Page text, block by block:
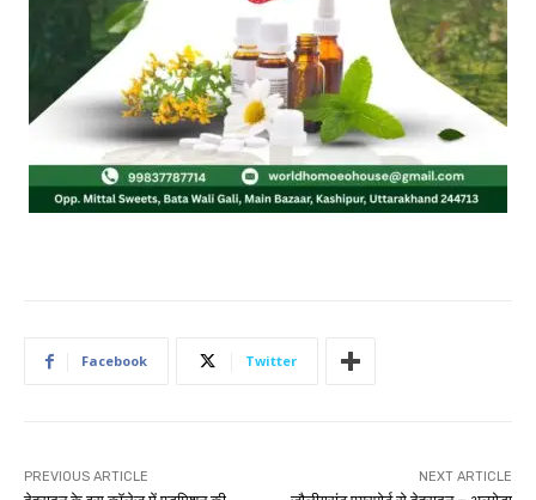
Facebook Twitter
PREVIOUS ARTICLE NEXT ARTICLE